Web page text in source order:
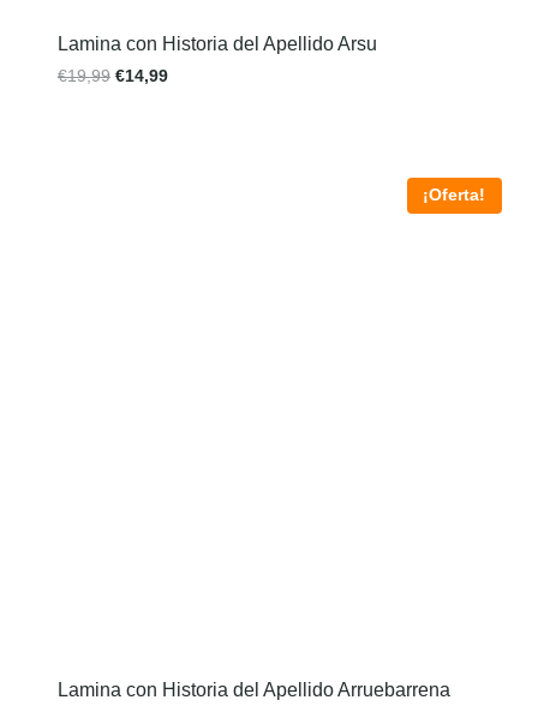
Lamina con Historia del Apellido Arsu
€19,99 €14,99
¡Oferta!
Lamina con Historia del Apellido Arruebarrena